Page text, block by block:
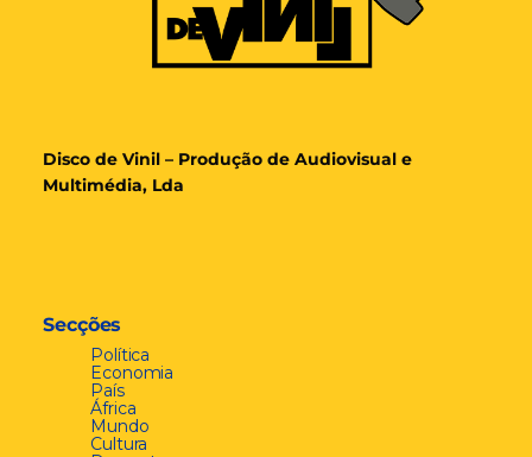
Disco de Vinil – Produção de Audiovisual e
Multimédia, Lda
Secções
Política
Economia
País
África
Mundo
Cultura